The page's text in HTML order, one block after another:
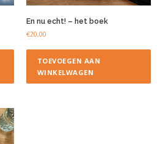
En nu echt! – het boek
€20,00
TOEVOEGEN AAN
WINKELWAGEN